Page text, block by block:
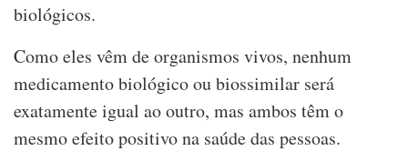
biológicos.
Como eles vêm de organismos vivos, nenhum
medicamento biológico ou biossimilar será
exatamente igual ao outro, mas ambos têm o
mesmo efeito positivo na saúde das pessoas.